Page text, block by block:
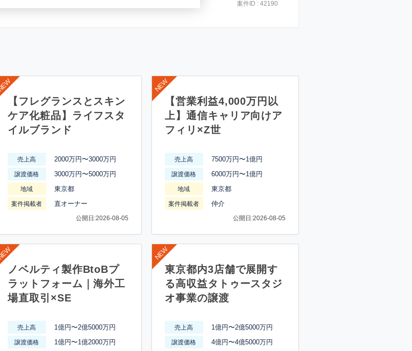
案件ID : 42190
【フレグランスとスキン
ケア化粧品】ライフスタ
イルブランド
売上高 2000万円〜3000万円
譲渡価格 3000万円〜5000万円
地域 東京都
案件掲載者 直オーナー
公開日:2026-08-05
【営業利益4,000万円以
上】通信キャリア向けア
フィリ×Z世
売上高 7500万円〜1億円
譲渡価格 6000万円〜1億円
地域 東京都
案件掲載者 仲介
公開日:2026-08-05
ノベルティ製作BtoBプ
ラットフォーム｜海外工
場直取引×SE
売上高 1億円〜2億5000万円
譲渡価格 1億円〜1億2000万円
東京都内3店舗で展開す
る高収益タトゥースタジ
オ事業の譲渡
売上高 1億円〜2億5000万円
譲渡価格 4億円〜4億5000万円